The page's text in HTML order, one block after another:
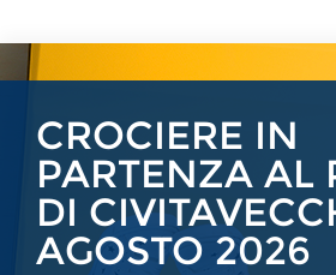
CROCIERE IN
PARTENZA AL
DI
AGOSTO 2026